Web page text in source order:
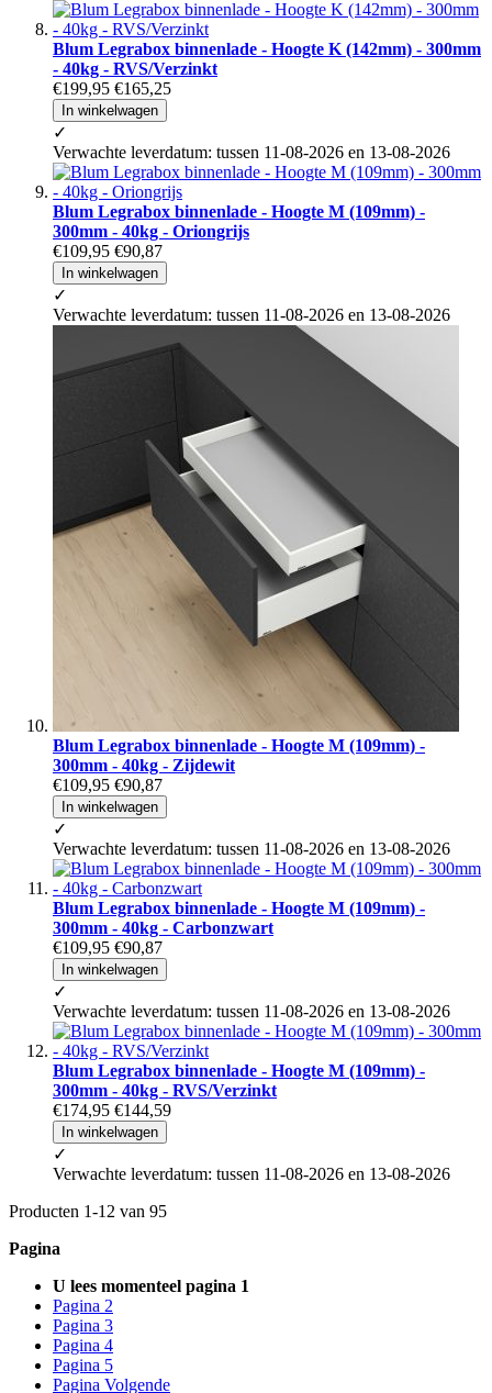
Blum Legrabox binnenlade - Hoogte K (142mm) - 300mm
- 40kg - RVS/Verzinkt
€199,95 €165,25
In winkelwagen
✓
Verwachte leverdatum: tussen 11-08-2026 en 13-08-2026
Blum Legrabox binnenlade - Hoogte M (109mm) -
300mm - 40kg - Oriongrijs
€109,95 €90,87
In winkelwagen
✓
Verwachte leverdatum: tussen 11-08-2026 en 13-08-2026
Blum Legrabox binnenlade - Hoogte M (109mm) -
300mm - 40kg - Zijdewit
€109,95 €90,87
In winkelwagen
✓
Verwachte leverdatum: tussen 11-08-2026 en 13-08-2026
Blum Legrabox binnenlade - Hoogte M (109mm) -
300mm - 40kg - Carbonzwart
€109,95 €90,87
In winkelwagen
✓
Verwachte leverdatum: tussen 11-08-2026 en 13-08-2026
Blum Legrabox binnenlade - Hoogte M (109mm) -
300mm - 40kg - RVS/Verzinkt
€174,95 €144,59
In winkelwagen
✓
Verwachte leverdatum: tussen 11-08-2026 en 13-08-2026
Producten 1-12 van 95
Pagina
U lees momenteel pagina 1
Pagina 2
Pagina 3
Pagina 4
Pagina 5
Pagina Volgende